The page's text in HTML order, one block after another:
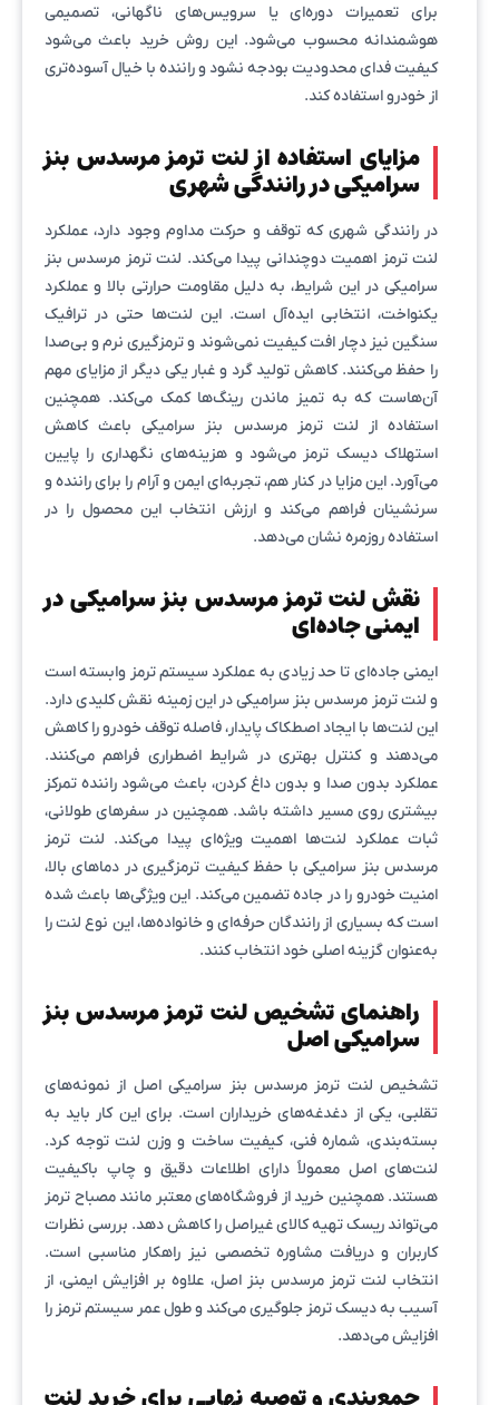
برای تعمیرات دوره‌ای یا سرویس‌های ناگهانی، تصمیمی
هوشمندانه محسوب می‌شود. این روش خرید باعث می‌شود
کیفیت فدای محدودیت بودجه نشود و راننده با خیال آسوده‌تری
از خودرو استفاده کند.
مزایای استفاده از لنت ترمز مرسدس بنز
سرامیکی در رانندگی شهری
در رانندگی شهری که توقف و حرکت مداوم وجود دارد، عملکرد
لنت ترمز اهمیت دوچندانی پیدا می‌کند. لنت ترمز مرسدس بنز
سرامیکی در این شرایط، به دلیل مقاومت حرارتی بالا و عملکرد
یکنواخت، انتخابی ایده‌آل است. این لنت‌ها حتی در ترافیک
سنگین نیز دچار افت کیفیت نمی‌شوند و ترمزگیری نرم و بی‌صدا
را حفظ می‌کنند. کاهش تولید گرد و غبار یکی دیگر از مزایای مهم
آن‌هاست که به تمیز ماندن رینگ‌ها کمک می‌کند. همچنین
استفاده از لنت ترمز مرسدس بنز سرامیکی باعث کاهش
استهلاک دیسک ترمز می‌شود و هزینه‌های نگهداری را پایین
می‌آورد. این مزایا در کنار هم، تجربه‌ای ایمن و آرام را برای راننده و
سرنشینان فراهم می‌کند و ارزش انتخاب این محصول را در
استفاده روزمره نشان می‌دهد.
نقش لنت ترمز مرسدس بنز سرامیکی در
ایمنی جاده‌ای
ایمنی جاده‌ای تا حد زیادی به عملکرد سیستم ترمز وابسته است
و لنت ترمز مرسدس بنز سرامیکی در این زمینه نقش کلیدی دارد.
این لنت‌ها با ایجاد اصطکاک پایدار، فاصله توقف خودرو را کاهش
می‌دهند و کنترل بهتری در شرایط اضطراری فراهم می‌کنند.
عملکرد بدون صدا و بدون داغ کردن، باعث می‌شود راننده تمرکز
بیشتری روی مسیر داشته باشد. همچنین در سفرهای طولانی،
ثبات عملکرد لنت‌ها اهمیت ویژه‌ای پیدا می‌کند. لنت ترمز
مرسدس بنز سرامیکی با حفظ کیفیت ترمزگیری در دماهای بالا،
امنیت خودرو را در جاده تضمین می‌کند. این ویژگی‌ها باعث شده
است که بسیاری از رانندگان حرفه‌ای و خانواده‌ها، این نوع لنت را
به‌عنوان گزینه اصلی خود انتخاب کنند.
راهنمای تشخیص لنت ترمز مرسدس بنز
سرامیکی اصل
تشخیص لنت ترمز مرسدس بنز سرامیکی اصل از نمونه‌های
تقلبی، یکی از دغدغه‌های خریداران است. برای این کار باید به
بسته‌بندی، شماره فنی، کیفیت ساخت و وزن لنت توجه کرد.
لنت‌های اصل معمولاً دارای اطلاعات دقیق و چاپ باکیفیت
هستند. همچنین خرید از فروشگاه‌های معتبر مانند مصباح ترمز
می‌تواند ریسک تهیه کالای غیراصل را کاهش دهد. بررسی نظرات
کاربران و دریافت مشاوره تخصصی نیز راهکار مناسبی است.
انتخاب لنت ترمز مرسدس بنز اصل، علاوه بر افزایش ایمنی، از
آسیب به دیسک ترمز جلوگیری می‌کند و طول عمر سیستم ترمز را
افزایش می‌دهد.